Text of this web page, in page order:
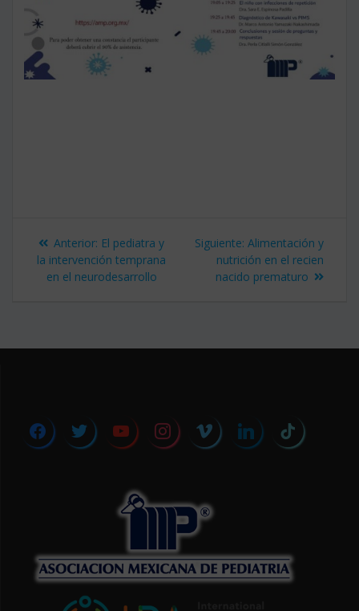
Navegación
de
Anterior: Entrada
anterior:
El pediatra y
la intervención temprana
en el neurodesarrollo
Siguiente: Siguiente
entrada:
Alimentación y
nutrición en el recien
nacido prematuro
facebook twitter youtube instagramvimeo linkedin tiktok